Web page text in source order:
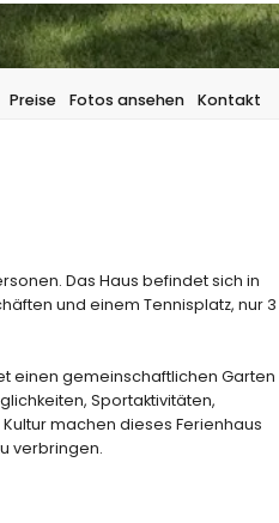
Preise Fotos ansehen Kontakt
Das Haus befindet sich in
und einem Tennisplatz, nur 3
einen gemeinschaftlichen Garten
Sportaktivitäten,
machen dieses Ferienhaus
verbringen.